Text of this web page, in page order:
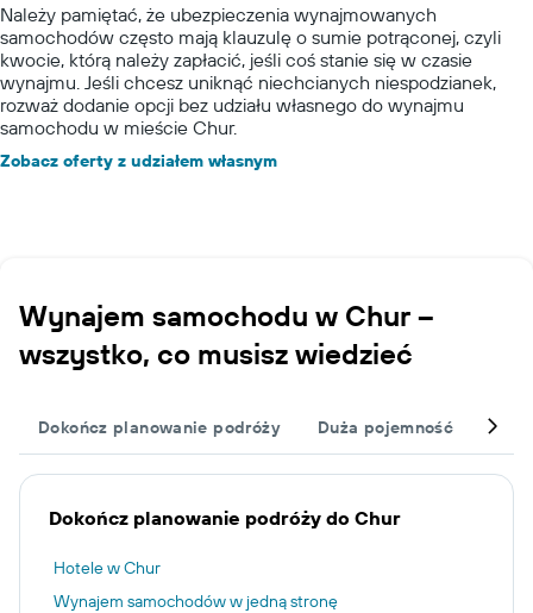
Należy pamiętać, że ubezpieczenia wynajmowanych
samochodów często mają klauzulę o sumie potrąconej, czyli
kwocie, którą należy zapłacić, jeśli coś stanie się w czasie
wynajmu. Jeśli chcesz uniknąć niechcianych niespodzianek,
rozważ dodanie opcji bez udziału własnego do wynajmu
samochodu w mieście Chur.
Zobacz oferty z udziałem własnym
Wynajem samochodu w Chur –
wszystko, co musisz wiedzieć
Dokończ planowanie podróży Duża pojemność Inne
Dokończ planowanie podróży do Chur
Hotele w Chur
Wynajem samochodów w jedną stronę